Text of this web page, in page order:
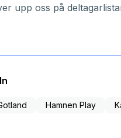
upp oss på
Hamnen Play